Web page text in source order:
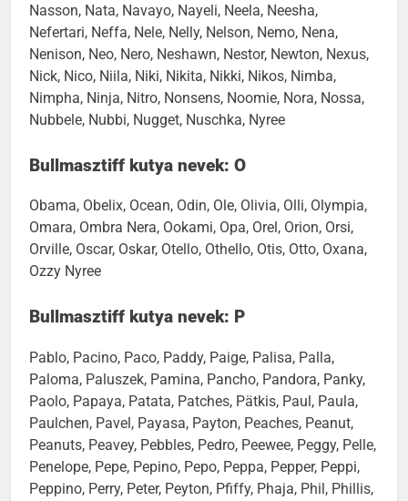
Nasson, Nata, Navayo, Nayeli, Neela, Neesha,
Nefertari, Neffa, Nele, Nelly, Nelson, Nemo, Nena,
Nenison, Neo, Nero, Neshawn, Nestor, Newton, Nexus,
Nick, Nico, Niila, Niki, Nikita, Nikki, Nikos, Nimba,
Nimpha, Ninja, Nitro, Nonsens, Noomie, Nora, Nossa,
Nubbele, Nubbi, Nugget, Nuschka, Nyree
Bullmasztiff kutya nevek: O
Obama, Obelix, Ocean, Odin, Ole, Olivia, Olli, Olympia,
Omara, Ombra Nera, Ookami, Opa, Orel, Orion, Orsi,
Orville, Oscar, Oskar, Otello, Othello, Otis, Otto, Oxana,
Ozzy Nyree
Bullmasztiff kutya nevek: P
Pablo, Pacino, Paco, Paddy, Paige, Palisa, Palla,
Paloma, Paluszek, Pamina, Pancho, Pandora, Panky,
Paolo, Papaya, Patata, Patches, Pätkis, Paul, Paula,
Paulchen, Pavel, Payasa, Payton, Peaches, Peanut,
Peanuts, Peavey, Pebbles, Pedro, Peewee, Peggy, Pelle,
Penelope, Pepe, Pepino, Pepo, Peppa, Pepper, Peppi,
Peppino, Perry, Peter, Peyton, Pfiffy, Phaja, Phil, Phillis,